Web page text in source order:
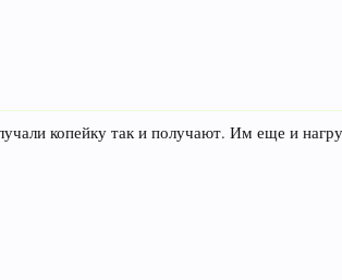
копейку так и получают. Им еще и